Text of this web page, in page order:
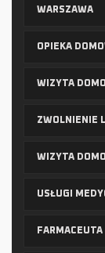
WARSZAWA
OPIEKA
WIZYTA
ZWOLNIENIE
WIZYTA
USŁUGI
FARMACEUTA